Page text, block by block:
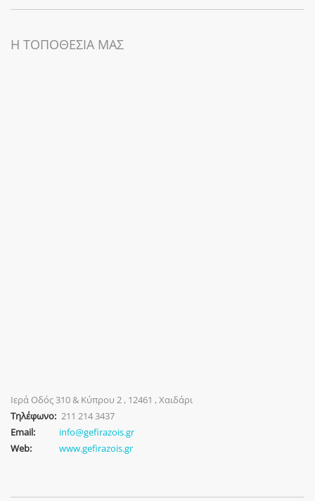
Η ΤΟΠΟΘΕΣΙΑ ΜΑΣ
Ιερά Οδός 310 & Κύπρου 2 , 12461 , Χαιδάρι
Τηλέφωνο:211 214 3437
Email:
info@gefirazois.gr
Web:
www.gefirazois.gr